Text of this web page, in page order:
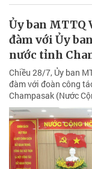
Ủy ban
đàm với Ủy
nước tỉnh
Chiều 28/7, Ủy ban
đàm với đoàn công
Champasak (Nước